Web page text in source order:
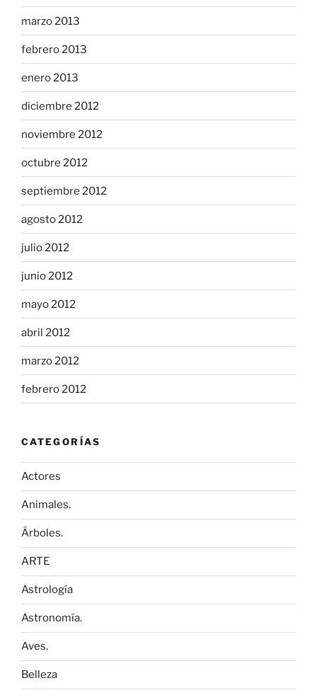
marzo 2013
febrero 2013
enero 2013
diciembre 2012
noviembre 2012
octubre 2012
septiembre 2012
agosto 2012
julio 2012
junio 2012
mayo 2012
abril 2012
marzo 2012
febrero 2012
CATEGORÍAS
Actores
Animales.
Árboles.
ARTE
Astrología
Astronomía.
Aves.
Belleza